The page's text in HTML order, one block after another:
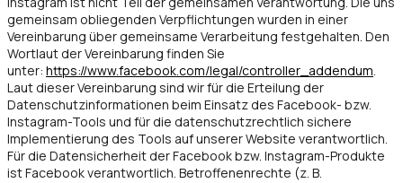
gemeinsam obliegenden Verpflichtungen wurden in einer
Vereinbarung über gemeinsame Verarbeitung festgehalten. Den
Wortlaut der Vereinbarung finden Sie
unter: https://www.facebook.com/legal/controller_addendum.
Laut dieser Vereinbarung sind wir für die Erteilung der
Datenschutzinformationen beim Einsatz des Facebook- bzw.
Instagram-Tools und für die datenschutzrechtlich sichere
Implementierung des Tools auf unserer Website verantwortlich.
Für die Datensicherheit der Facebook bzw. Instagram-Produkte
ist Facebook verantwortlich. Betroffenenrechte (z. B.